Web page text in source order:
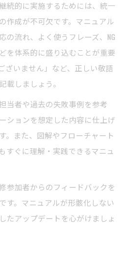
続的に実施するためには、統一
作成が不可欠です。マニュアル
の流れ、よく使うフレーズ、NG
を体系的に盛り込むことが重要
ざいません」など、正しい敬語
載しましょう。
当者や過去の失敗事例を参考
ションを想定した内容に仕上げ
。また、図解やフローチャート
すぐに理解・実践できるマニュ
参加者からのフィードバックを
す。マニュアルが形骸化しない
たアップデートを心がけましょ